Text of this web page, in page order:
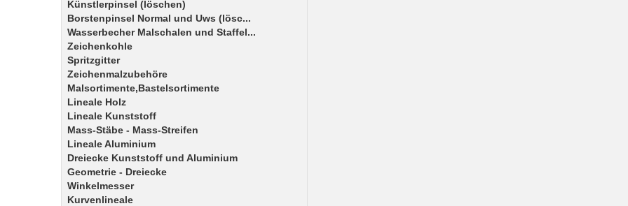
Künstlerpinsel (löschen)
Borstenpinsel Normal und Uws (lösc...
Wasserbecher Malschalen und Staffel...
Zeichenkohle
Spritzgitter
Zeichenmalzubehöre
Malsortimente,Bastelsortimente
Lineale Holz
Lineale Kunststoff
Mass-Stäbe - Mass-Streifen
Lineale Aluminium
Dreiecke Kunststoff und Aluminium
Geometrie - Dreiecke
Winkelmesser
Kurvenlineale